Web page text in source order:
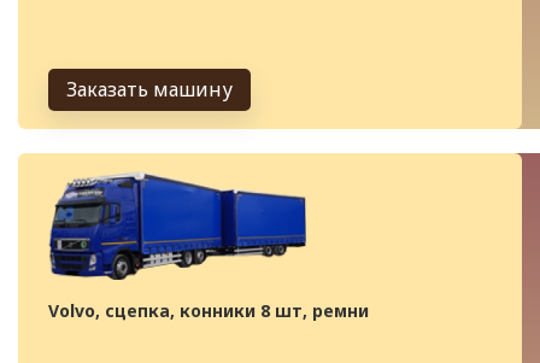
Заказать машину
Volvo, сцепка, конники 8 шт, ремни